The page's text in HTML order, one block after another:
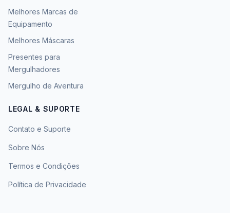
Melhores Marcas de
Equipamento
Melhores Máscaras
Presentes para
Mergulhadores
Mergulho de Aventura
LEGAL & SUPORTE
Contato e Suporte
Sobre Nós
Termos e Condições
Política de Privacidade